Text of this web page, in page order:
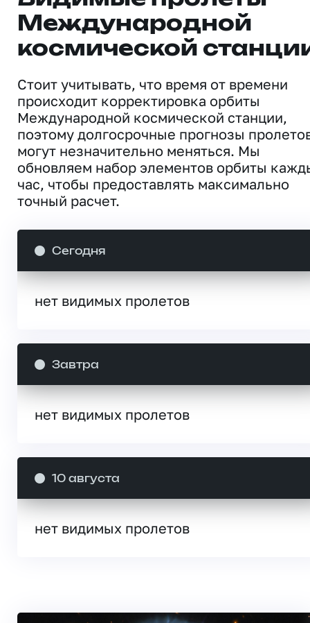
Международной
космической
Стоит учитывать, что время от времени
происходит корректировка орбиты
Международной космической станции,
поэтому долгосрочные прогнозы
могут незначительно меняться. Мы
обновляем набор элементов орбиты
час, чтобы предоставлять максимально
точный расчет.
Сегодня
нет видимых пролетов
Завтра
нет видимых пролетов
10 августа
нет видимых пролетов